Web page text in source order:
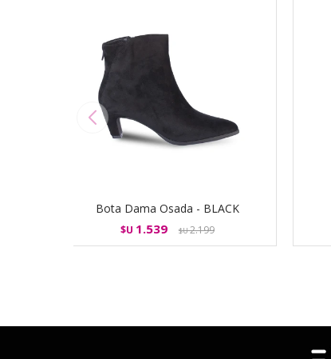
Bota Dama Osada - BLACK
$U 1.539 $U2.199